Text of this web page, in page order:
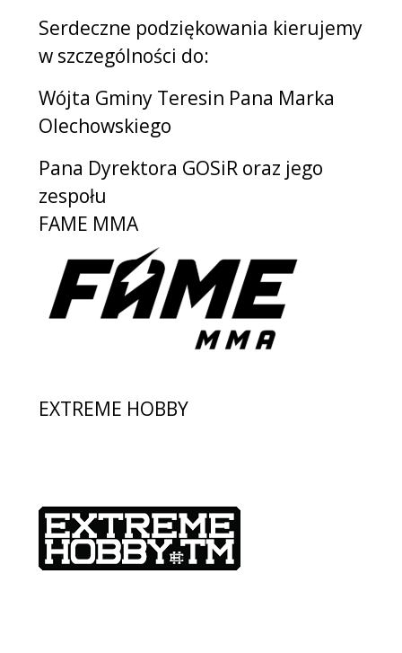
Serdeczne podziękowania kierujemy
w szczególności do:
Wójta Gminy Teresin Pana Marka
Olechowskiego
Pana Dyrektora GOSiR oraz jego
zespołu
FAME MMA
EXTREME HOBBY